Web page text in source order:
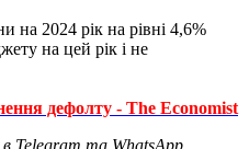
на 2024 рік на рівні 4,6%
на цей рік і не
дефолту - The Economist
в Telegram та WhatsApp.